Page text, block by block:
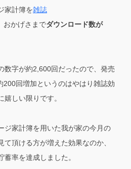
家計簿を雑誌
おかげさまでダウンロード数が
数字が約2,600回だったので、発売
200回増加というのはやはり雑誌効
しい限りです。
ジ家計簿を用いた我が家の今月の
頂ける方が増えた効果なのか、
率を達成しました。